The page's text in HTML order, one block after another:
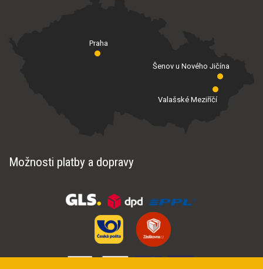
Praha
Valašské Meziříčí
Šenov u Nového Jičína
Možnosti platby a dopravy